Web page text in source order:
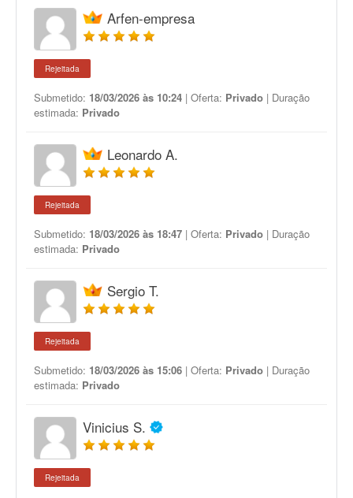
Arfen-empresa
Rejeitada
Submetido: 18/03/2026 às 10:24 | Oferta: Privado | Duração
estimada: Privado
Leonardo A.
Rejeitada
Submetido: 18/03/2026 às 18:47 | Oferta: Privado | Duração
estimada: Privado
Sergio T.
Rejeitada
Submetido: 18/03/2026 às 15:06 | Oferta: Privado | Duração
estimada: Privado
Vinicius S.
Rejeitada